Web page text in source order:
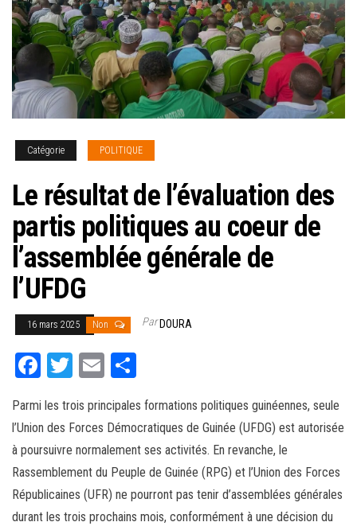
Catégorie POLITIQUE
Le résultat de l’évaluation des
partis politiques au coeur de
l’assemblée générale de
l’UFDG
16 mars 2025 Non ParDOURA
Fa
bo
ok
T
tt
er
E
ail ag
er
Parmi les trois principales formations politiques guinéennes, seule
l’Union des Forces Démocratiques de Guinée (UFDG) est autorisée
à poursuivre normalement ses activités. En revanche, le
Rassemblement du Peuple de Guinée (RPG) et l’Union des Forces
Républicaines (UFR) ne pourront pas tenir d’assemblées générales
durant les trois prochains mois, conformément à une décision du